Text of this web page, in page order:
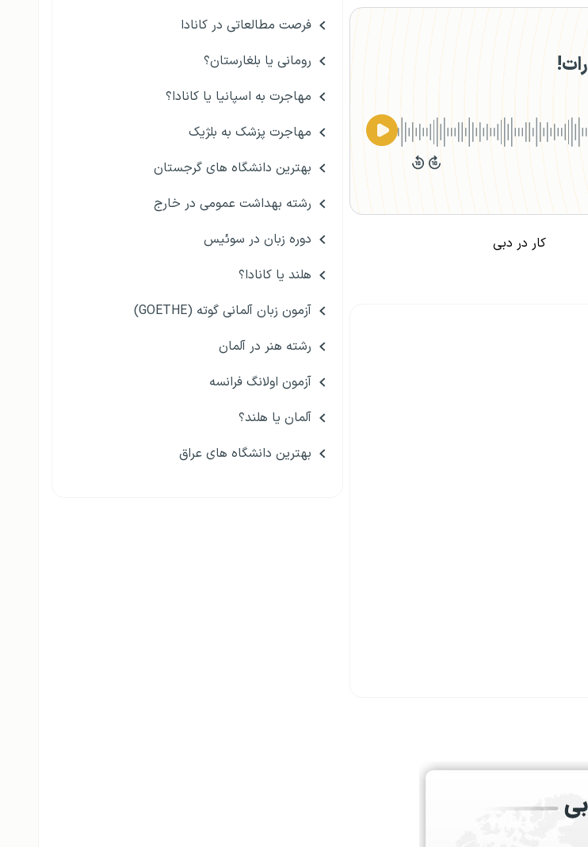
کار در دبی
فرصت مطالعاتی در کانادا
رومانی یا بلغارستان؟
مهاجرت به اسپانیا یا کانادا؟
مهاجرت پزشک به بلژیک
بهترین دانشگاه های گرجستان
رشته بهداشت عمومی در خارج
دوره زبان در سوئیس
هلند یا کانادا؟
آزمون زبان آلمانی گوته (GOETHE)
رشته هنر در آلمان
آزمون اولانگ فرانسه
آلمان یا هلند؟
بهترین دانشگاه های عراق